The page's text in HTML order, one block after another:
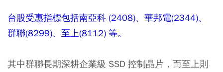
台股受惠指標包括南亞科 (2408)、華邦電(2344)、
群聯(8299)、至上(8112) 等。
其中群聯長期深耕企業級 SSD 控制晶片，而至上則